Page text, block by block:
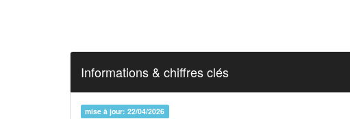
Informations & chiffres clés
mise à jour: 22/04/2026